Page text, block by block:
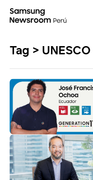
Tag > UNESCO